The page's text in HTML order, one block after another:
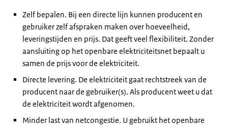
Zelf bepalen. Bij een directe lijn kunnen producent en
gebruiker zelf afspraken maken over hoeveelheid,
leveringstijden en prijs. Dat geeft veel flexibiliteit. Zonder
aansluiting op het openbare elektriciteitsnet bepaalt u
samen de prijs voor de elektriciteit.
Directe levering. De elektriciteit gaat rechtstreek van de
producent naar de gebruiker(s). Als producent weet u dat
de elektriciteit wordt afgenomen.
Minder last van netcongestie. U gebruikt het openbare